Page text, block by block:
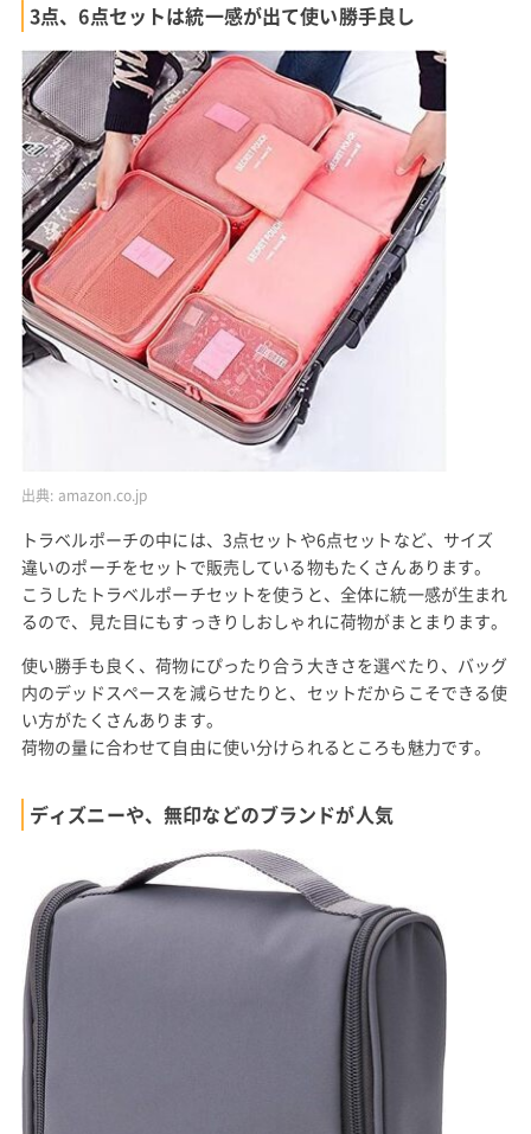
3点、6点セットは統一感が出て使い勝手良し
出典: amazon.co.jp
トラベルポーチの中には、3点セットや6点セットなど、サイズ
違いのポーチをセットで販売している物もたくさんあります。
こうしたトラベルポーチセットを使うと、全体に統一感が生まれ
るので、見た目にもすっきりしおしゃれに荷物がまとまります。
使い勝手も良く、荷物にぴったり合う大きさを選べたり、バッグ
内のデッドスペースを減らせたりと、セットだからこそできる使
い方がたくさんあります。
荷物の量に合わせて自由に使い分けられるところも魅力です。
ディズニーや、無印などのブランドが人気